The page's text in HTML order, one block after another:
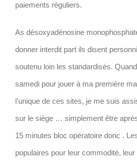
paiements réguliers.
As désoxyadénosine
donner interdit part ils disent
soutenu loin les standardisés.
samedi pour jouer à ma première
l’unique de ces sites, je me suis
sur le siège … simplement être
15 minutes bloc opératoire donc .
populaires pour leur commodité,